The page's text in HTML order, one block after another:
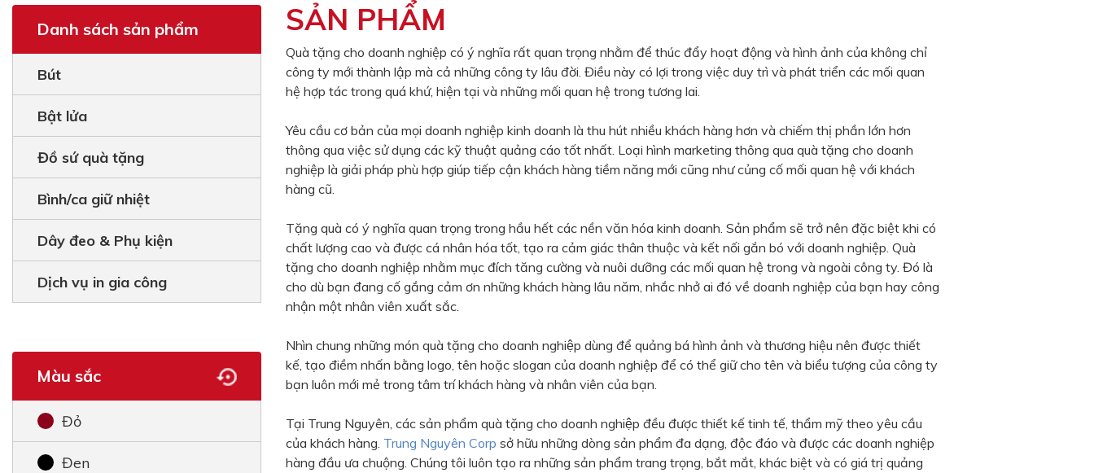
Danh sách sản phẩm
Bút
Bật lửa
Đồ sứ quà tặng
Bình/ca giữ nhiệt
Dây đeo & Phụ kiện
Dịch vụ in gia công
Màu sắc
Đỏ
Đen
SẢN PHẨM
Quà tặng cho doanh nghiệp có ý nghĩa rất quan trọng nhằm để thúc đẩy hoạt động và hình ảnh của không chỉ
công ty mới thành lập mà cả những công ty lâu đời. Điều này có lợi trong việc duy trì và phát triển các mối quan
hệ hợp tác trong quá khứ, hiện tại và những mối quan hệ trong tương lai.
Yêu cầu cơ bản của mọi doanh nghiệp kinh doanh là thu hút nhiều khách hàng hơn và chiếm thị phần lớn hơn
thông qua việc sử dụng các kỹ thuật quảng cáo tốt nhất. Loại hình marketing thông qua quà tặng cho doanh
nghiệp là giải pháp phù hợp giúp tiếp cận khách hàng tiềm năng mới cũng như củng cố mối quan hệ với khách
hàng cũ.
Tặng quà có ý nghĩa quan trọng trong hầu hết các nền văn hóa kinh doanh. Sản phẩm sẽ trở nên đặc biệt khi có
chất lượng cao và được cá nhân hóa tốt, tạo ra cảm giác thân thuộc và kết nối gắn bó với doanh nghiệp. Quà
tặng cho doanh nghiệp nhằm mục đích tăng cường và nuôi dưỡng các mối quan hệ trong và ngoài công ty. Đó là
cho dù bạn đang cố gắng cảm ơn những khách hàng lâu năm, nhắc nhở ai đó về doanh nghiệp của bạn hay công
nhận một nhân viên xuất sắc.
Nhìn chung những món quà tặng cho doanh nghiệp dùng để quảng bá hình ảnh và thương hiệu nên được thiết
kế, tạo điềm nhấn bằng logo, tên hoặc slogan của doanh nghiệp để có thể giữ cho tên và biểu tượng của công ty
bạn luôn mới mẻ trong tâm trí khách hàng và nhân viên của bạn.
Tại Trung Nguyên, các sản phẩm quà tặng cho doanh nghiệp đều được thiết kế tinh tế, thẩm mỹ theo yêu cầu
của khách hàng. Trung Nguyên Corp sở hữu những dòng sản phẩm đa dạng, độc đáo và được các doanh nghiệp
hàng đầu ưa chuộng. Chúng tôi luôn tạo ra những sản phẩm trang trọng, bắt mắt, khác biệt và có giá trị quảng